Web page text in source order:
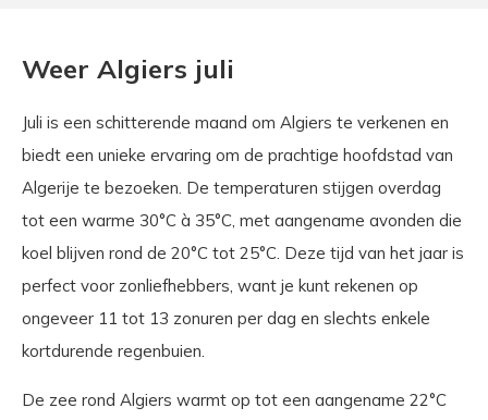
Weer Algiers juli
Juli is een schitterende maand om Algiers te verkenen en
biedt een unieke ervaring om de prachtige hoofdstad van
Algerije te bezoeken. De temperaturen stijgen overdag
tot een warme 30°C à 35°C, met aangename avonden die
koel blijven rond de 20°C tot 25°C. Deze tijd van het jaar is
perfect voor zonliefhebbers, want je kunt rekenen op
ongeveer 11 tot 13 zonuren per dag en slechts enkele
kortdurende regenbuien.
De zee rond Algiers warmt op tot een aangename 22°C